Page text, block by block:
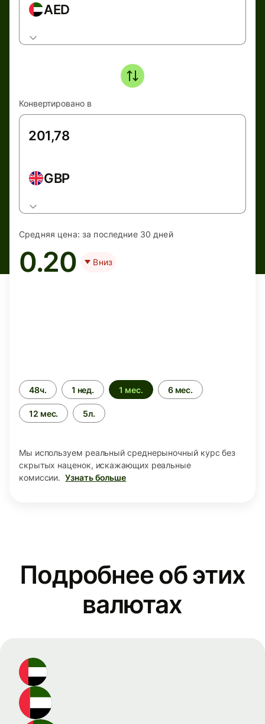
AED
Конвертировано в
GBP
Средняя цена: за последние 30 дней
0.20 Вниз
Период
времени
48ч. 1 нед. 1 мес. 6 мес.
12 мес. 5л.
Мы используем реальный среднерыночный курс без
скрытых наценок, искажающих реальные
комиссии. Узнать больше
Подробнее об этих
валютах